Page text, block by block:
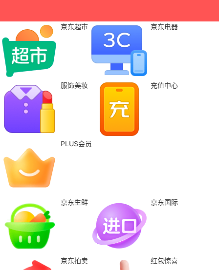
京东超市 京东电器
服饰美妆 充值中心
PLUS会员
京东生鲜 京东国际
京东拍卖 红包惊喜